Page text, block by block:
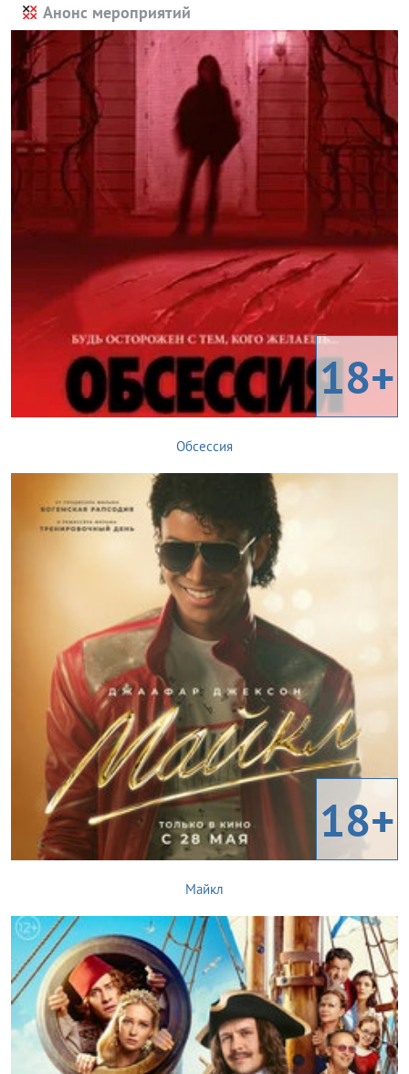
Анонс мероприятий
18+
Обсессия
18+
Майкл